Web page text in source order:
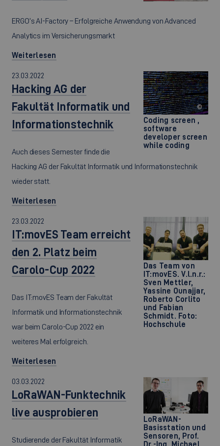
ERGO‘s AI-Factory – Erfolgreiche Anwendung von Advanced
Analytics im Versicherungsmarkt
Weiterlesen
Coding screen ,
software
developer screen
while coding
©
23.03.2022
Hacking AG der
Fakultät Informatik und
Informationstechnik
Auch dieses Semester finde die
Hacking AG der Fakultät Informatik und Informationstechnik
wieder statt.
Weiterlesen
Das Team von
IT:movES. V.l.n.r.:
Sven Mettler,
Yassine Ounajjar,
Roberto Corlito
und Fabian
Schmidt. Foto:
Hochschule
23.03.2022
IT:movES Team erreicht
den 2. Platz beim
Carolo-Cup 2022
Das IT:movES Team der Fakultät
Informatik und Informationstechnik
war beim Carolo-Cup 2022 ein
weiteres Mal erfolgreich.
Weiterlesen
LoRaWAN-
Basisstation und
Sensoren, Prof.
03.03.2022
LoRaWAN-Funktechnik
live ausprobieren
Studierende der Fakultät Informatik